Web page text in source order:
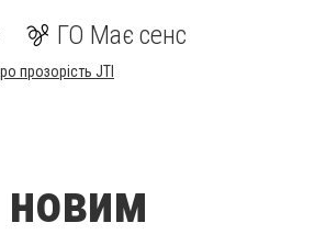
ГО Має сенс
прозорість JTI
новим